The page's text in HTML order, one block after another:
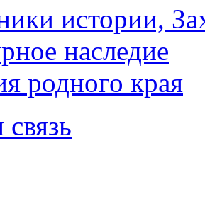
истории,
наследие
родного края